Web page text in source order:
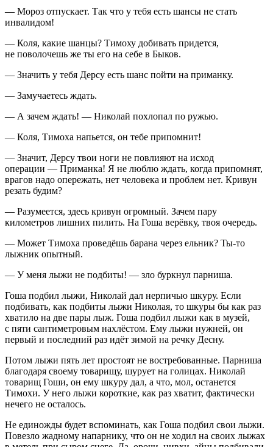
— Мороз отпускает. Так что у тебя есть шансы не стать
инвалидом!
— Коля, какие шанцы? Тимоху добивать придется,
не поволочешь же ты его на себе в Быков.
— Значить у тебя Дерсу есть шанс пойти на приманку.
— Замучаетесь ждать.
— А зачем ждать! — Николай похлопал по ружью.
— Коля, Тимоха напьется, он тебе припомнит!
— Значит, Дерсу твои ноги не повлияют на исход
операции — Приманка! Я не люблю ждать, когда припомнят,
врагов надо опережать, нет человека и проблем нет. Кривун
резать будим?
— Разумеется, здесь кривун огромный. Зачем пару
километров лишних пилить. На Гоша верёвку, твоя очередь.
— Может Тимоха проведёшь барана через ельник? Ты-то
лыжник опытный.
— У меня лыжи не подбиты! — зло буркнул парниша.
Гоша подбил лыжи, Николай дал нерпичью шкуру. Если
подбивать, как подбиты лыжи Николая, то шкуры бы как раз
хватило на две пары лыж. Гоша подбил лыжи как в музей,
с пяти сантиметровым нахлёстом. Ему лыжи нужней, он
первый и последний раз идёт зимой на речку Десну.
Потом лыжи пять лет простоят не востребованные. Парниша
благодаря своему товарищу, шурует на голицах. Николай
товарищ Гоши, он ему шкуру дал, а что, мол, останется
Тимохи. У него лыжи короткие, как раз хватит, фактически
нечего не осталось.
Не единожды будет вспоминать, как Гоша подбил свои лыжи.
Повезло жадному напарнику, что он не ходил на своих лыжах